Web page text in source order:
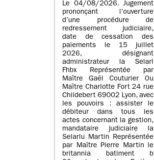
Le 04/08/2026. Jugement
prononçant l’ouverture
d’une procédure de
redressement judiciaire,
date de cessation des
paiements le 15 juillet
2026, désignant
administrateur la Selarl
Fhbx Représentée par
Maître Gaël Couturier Ou
Maître Charlotte Fort 24 rue
Childebert 69002 Lyon, avec
les pouvoirs : assister le
débiteur dans tous les
actes concernant la gestion,
mandataire judiciaire la
Selarlu Martin Représentée
par Maître Pierre Martin le
britannia batiment b